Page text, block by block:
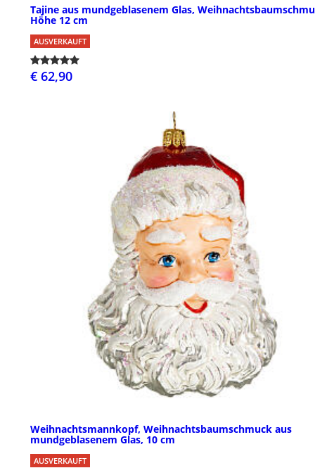
Tajine aus mundgeblasenem Glas,
Höhe 12 cm
AUSVERKAUFT
€ 62,90
Weihnachtsmannkopf, Weihnachtsbaumschmuck aus
mundgeblasenem Glas, 10 cm
AUSVERKAUFT